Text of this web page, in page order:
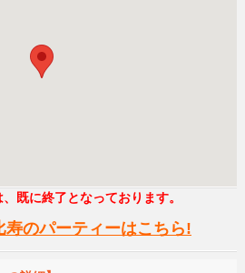
既に終了となっております。
寿のパーティーはこちら!